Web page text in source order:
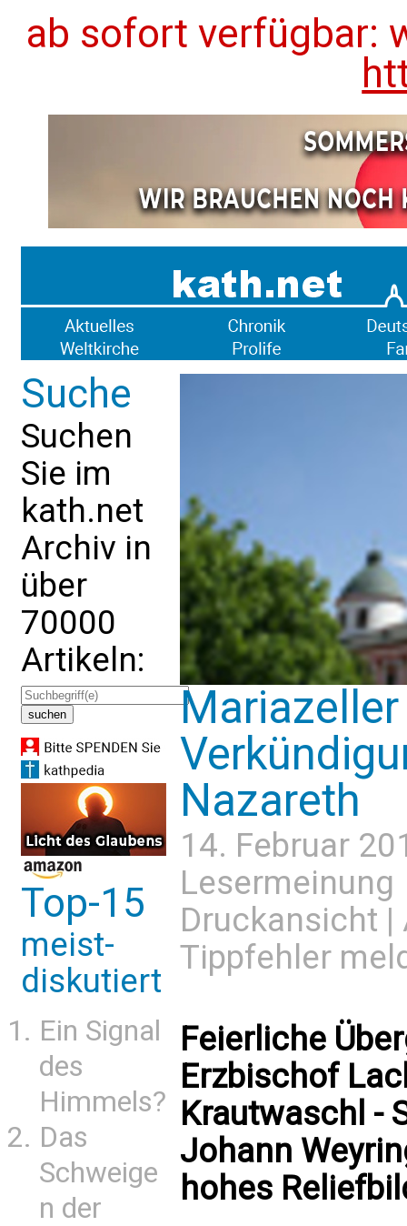
ab sofort verfügbar:
Suche
Suchen
Sie im
kath.net
Archiv in
über
70000
Artikeln:
Top-15
meist-
diskutiert
Ein Signal
des
Himmels?
Das
Schweige
n der
Nazareth
14. Februar
Lesermeinung
Druckansicht |
Tippfehler
Feierliche
Erzbischof
Krautwaschl -
Johann
hohes